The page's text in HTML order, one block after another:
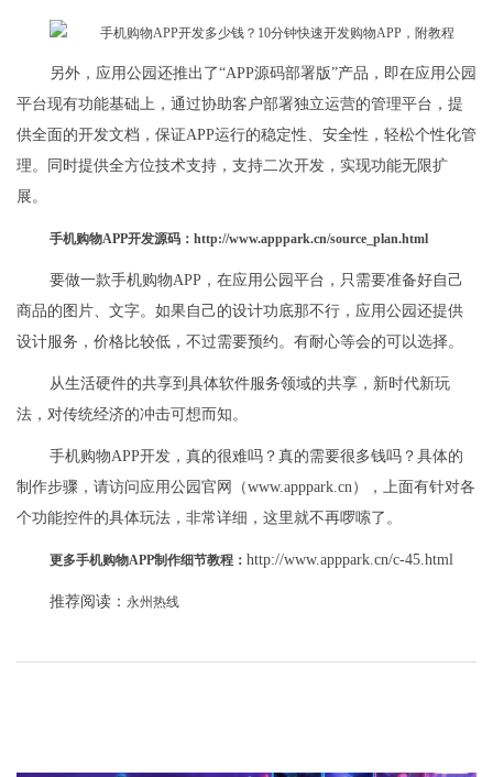
另外，应用公园还推出了“APP源码部署版”产品，即在应用公园
平台现有功能基础上，通过协助客户部署独立运营的管理平台，提
供全面的开发文档，保证APP运行的稳定性、安全性，轻松个性化管
理。同时提供全方位技术支持，支持二次开发，实现功能无限扩
展。
手机购物APP开发源码：http://www.apppark.cn/source_plan.html
要做一款手机购物APP，在应用公园平台，只需要准备好自己
商品的图片、文字。如果自己的设计功底那不行，应用公园还提供
设计服务，价格比较低，不过需要预约。有耐心等会的可以选择。
从生活硬件的共享到具体软件服务领域的共享，新时代新玩
法，对传统经济的冲击可想而知。
手机购物APP开发，真的很难吗？真的需要很多钱吗？具体的
制作步骤，请访问应用公园官网（www.apppark.cn），上面有针对各
个功能控件的具体玩法，非常详细，这里就不再啰嗦了。
更多手机购物APP制作细节教程： http://www.apppark.cn/c-45.html
推荐阅读： 永州热线